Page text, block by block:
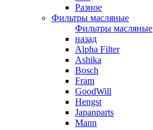
Разное
Фильтры масляные
Фильтры масляные
назад
Alpha Filter
Ashika
Bosch
Fram
GoodWill
Hengst
Japanparts
Mann